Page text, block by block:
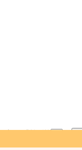
页 跳转到第